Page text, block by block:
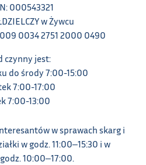
000543321
w Żywcu
0034 2751 2000 0490
czynny jest:
do środy 7:00-15:00
7:00-17:00
7:00-13:00
w sprawach skarg i
w godz. 11:00‒15:30 i w
10:00‒17:00.